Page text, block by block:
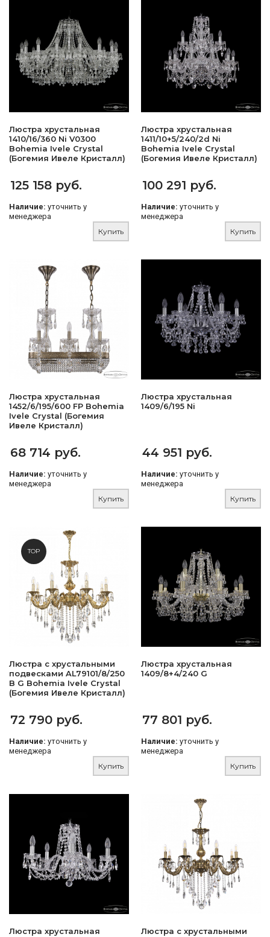
Люстра хрустальная
1410/16/360 Ni V0300
Bohemia Ivele Crystal
(Богемия Ивеле Кристалл)
125 158 руб.
Наличие: уточнить у
менеджера
Купить
Люстра хрустальная
1411/10+5/240/2d Ni
Bohemia Ivele Crystal
(Богемия Ивеле Кристалл)
100 291 руб.
Наличие: уточнить у
менеджера
Купить
Люстра хрустальная
1452/6/195/600 FP Bohemia
Ivele Crystal (Богемия
Ивеле Кристалл)
68 714 руб.
Наличие: уточнить у
менеджера
Купить
Люстра хрустальная
1409/6/195 Ni
44 951 руб.
Наличие: уточнить у
менеджера
Купить
TOP
Люстра с хрустальными
подвесками AL79101/8/250
B G Bohemia Ivele Crystal
(Богемия Ивеле Кристалл)
72 790 руб.
Наличие: уточнить у
менеджера
Купить
Люстра хрустальная
1409/8+4/240 G
77 801 руб.
Наличие: уточнить у
менеджера
Купить
Люстра хрустальная
Люстра с хрустальными